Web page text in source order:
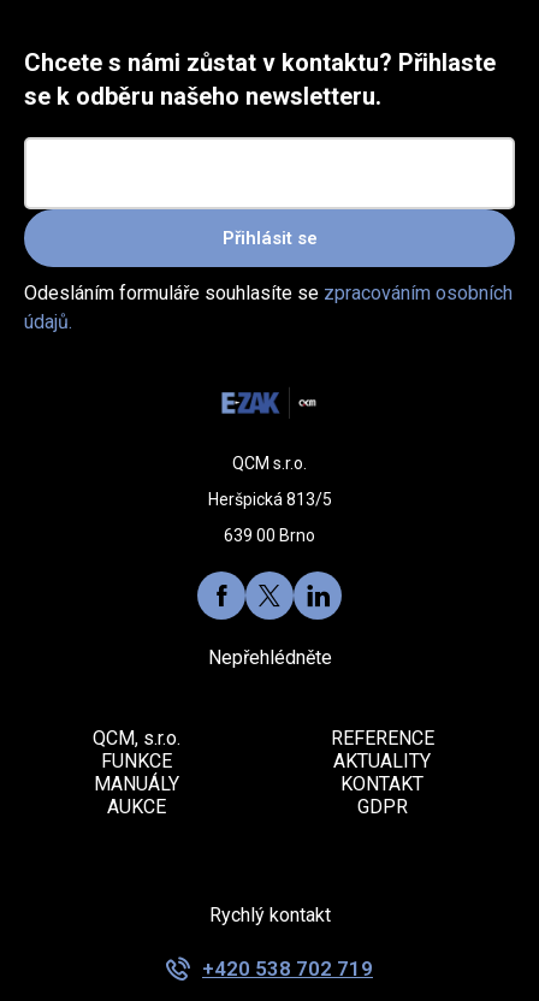
Chcete s námi zůstat v kontaktu? Přihlaste
se k odběru našeho newsletteru.
Přihlásit se
Odesláním formuláře souhlasíte se zpracováním osobních
údajů.
QCM s.r.o.
Heršpická 813/5
639 00 Brno
Nepřehlédněte
QCM, s.r.o.
FUNKCE
MANUÁLY
AUKCE
REFERENCE
AKTUALITY
KONTAKT
GDPR
Rychlý kontakt
+420 538 702 719